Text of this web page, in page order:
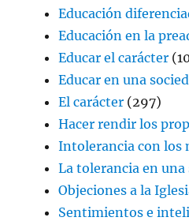
Educación
Educación en la
Educar el carácter
Educar en una
El carácter (297)
Hacer rendir los
Intolerancia con los
La tolerancia en una
Objeciones a la
Sentimientos e